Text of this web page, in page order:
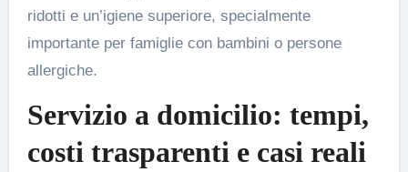
ridotti e un’igiene superiore, specialmente
importante per famiglie con bambini o persone
allergiche.
Servizio a domicilio: tempi,
costi trasparenti e casi reali